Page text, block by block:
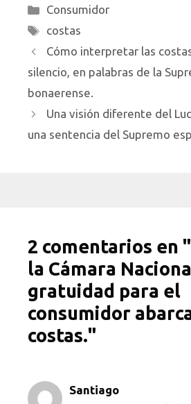
Categorías
Consumidor
Etiquetas
costas
Cómo interpretar las
silencio, en palabras de la
bonaerense.
Una visión diferente del
una sentencia del Supremo
2 comentarios en
la Cámara
gratuidad para el
consumidor
costas."
Santiago